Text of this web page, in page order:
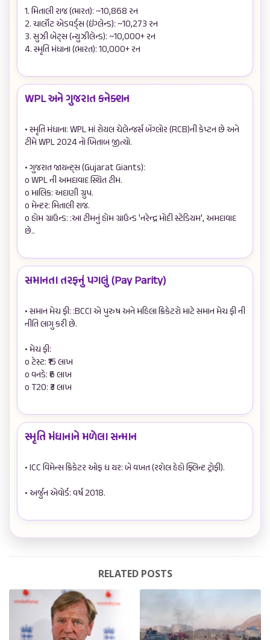
1. મિતાલી રાજ (ભારત): ~10,868 રન
2. ચાર્લોટ એડવર્ડ્સ (ઇંગ્લેન્ડ): ~10,273 રન
3. સુઝી બેટ્સ (ન્યુઝીલેન્ડ): ~10,000+ રન
4. સ્મૃતિ મંધાના (ભારત): 10,000+ રન
WPL અને ગુજરાત કનેક્શન
• સ્મૃતિ મંધાના: WPL માં રોયલ ચેલેન્જર્સ બેંગ્લોર (RCB)ની કેપ્ટન છે અને
ટીમે WPL 2024 નો ખિતાબ જીત્યો.
• ગુજરાત જાયન્ટ્સ (Gujarat Giants):
o WPL ની અમદાવાદ સ્થિત ટીમ.
o માલિક: અદાણી ગ્રુપ.
o મેન્ટર: મિતાલી રાજ.
o હોમ ગ્રાઉન્ડ: :આ ટીમનું હોમ ગ્રાઉન્ડ 'નરેન્દ્ર મોદી સ્ટેડિયમ', અમદાવાદ
છે..
સમાનતા તરફનું પગલું (Pay Parity)
• સમાન મેચ ફી: :BCCI એ પુરુષ અને મહિલા ક્રિકેટરો માટે સમાન મેચ ફી ની
નીતિ લાગુ કરી છે.
• મેચ ફી:
o ટેસ્ટ: ₹15 લાખ
o વનડે: ₹6 લાખ
o T20: ₹3 લાખ
સ્મૃતિ મંધાનાને મળેલા સન્માન
• ICC વિમેન્સ ક્રિકેટર ઓફ ધ યર: બે વખત (રશેલ હેહો ફ્લિન્ટ ટ્રોફી).
• અર્જુન એવોર્ડ: વર્ષ 2018.
RELATED POSTS